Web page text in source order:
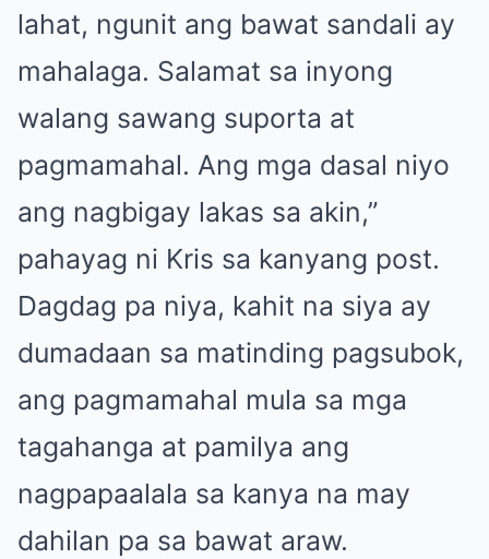
lahat, ngunit ang bawat sandali ay
mahalaga. Salamat sa inyong
walang sawang suporta at
pagmamahal. Ang mga dasal niyo
ang nagbigay lakas sa akin,”
pahayag ni Kris sa kanyang post.
Dagdag pa niya, kahit na siya ay
dumadaan sa matinding pagsubok,
ang pagmamahal mula sa mga
tagahanga at pamilya ang
nagpapaalala sa kanya na may
dahilan pa sa bawat araw.